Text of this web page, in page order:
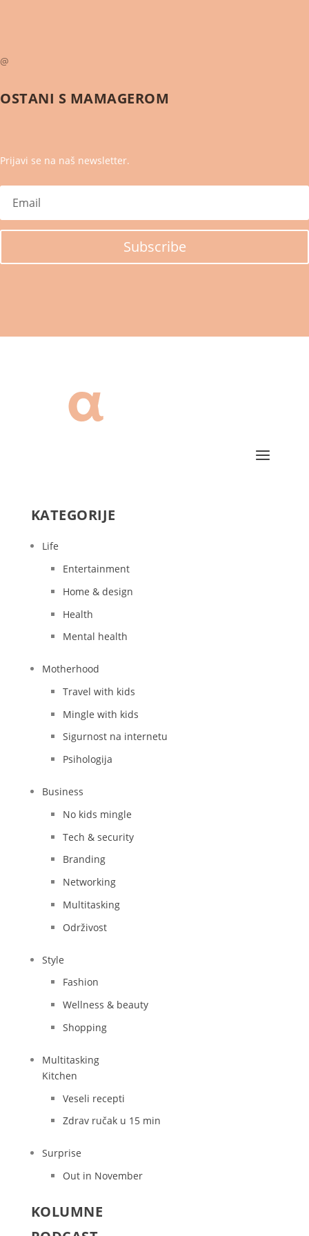
@
OSTANI S MAMAGEROM
Prijavi se na naš newsletter.
Subscribe
KATEGORIJE
Life
Entertainment
Home & design
Health
Mental health
Motherhood
Travel with kids
Mingle with kids
Sigurnost na internetu
Psihologija
Business
No kids mingle
Tech & security
Branding
Networking
Multitasking
Održivost
Style
Fashion
Wellness & beauty
Shopping
Multitasking
Kitchen
Veseli recepti
Zdrav ručak u 15 min
Surprise
Out in November
KOLUMNE